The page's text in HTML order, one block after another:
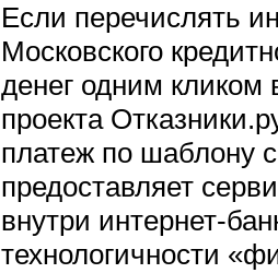
Если перечислять
Московского
денег одним
проекта
платеж по шаблону
предоставляет
внутри интернет-
технологичности